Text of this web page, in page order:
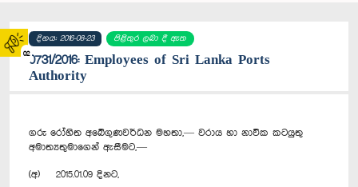
02
දිනය: 2016-08-23 පිළිතුර ලබා දී ඇත
0731/2016: Employees of Sri Lanka Ports
Authority
ගරු රෝහිත අබේගුණවර්ධන මහතා,— වරාය හා නාවික කටයුතු
අමාත්‍යතුමාගෙන් ඇසීමට,—
(අ) 2015.01.09 දිනට,